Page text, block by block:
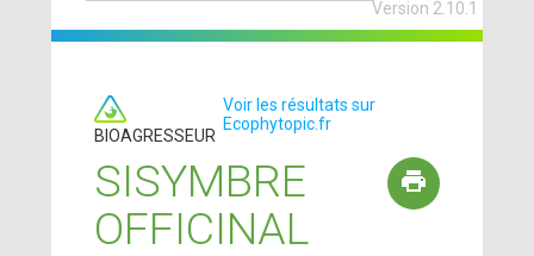
Version 2.10.1
BIOAGRESSEUR
Voir les résultats sur
Ecophytopic.fr
SISYMBRE
OFFICINAL